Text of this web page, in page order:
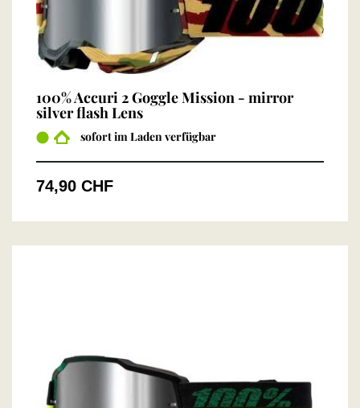
100% Accuri 2 Goggle Mission - mirror
silver flash Lens
sofort im Laden verfügbar
74,90 CHF